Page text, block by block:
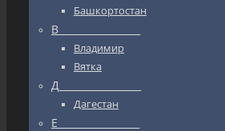
Башкортостан
В_________________
Владимир
Вятка
Д_________________
Дагестан
Е_________________